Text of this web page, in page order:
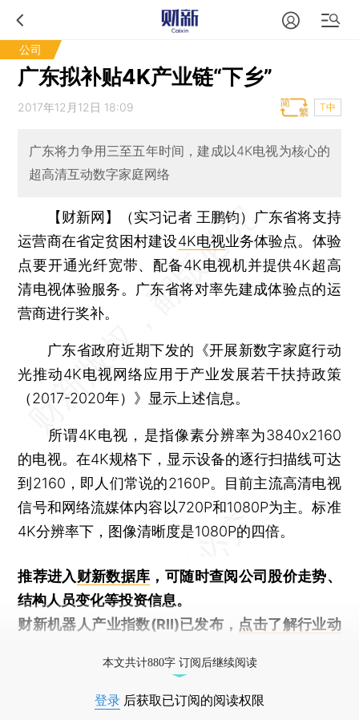
公司
广东拟补贴4K产业链“下乡”
2017年12月12日 18:09 T中
广东将力争用三至五年时间，建成以4K电视为核心的
超高清互动数字家庭网络
【财新网】（实习记者 王鹏钧） 广东省将支持
运营商在省定贫困村建设4K电视业务体验点。体验
点要开通光纤宽带、配备4K电视机并提供4K超高
清电视体验服务。广东省将对率先建成体验点的运
营商进行奖补。
广东省政府近期下发的《开展新数字家庭行动
光推动4K电视网络应用于产业发展若干扶持政策
（2017-2020年）》显示上述信息。
所谓4K电视，是指像素分辨率为3840x2160
的电视。在4K规格下，显示设备的逐行扫描线可达
到2160，即人们常说的2160P。目前主流高清电视
信号和网络流媒体内容以720P和1080P为主。标准
4K分辨率下，图像清晰度是1080P的四倍。
推荐进入财新数据库 ，可随时查阅公司股价走势、
结构人员变化等投资信息。
财新机器人产业指数(RII)已发布， 点击了解行业动
本文共计880字 订阅后继续阅读
登录 后获取已订阅的阅读权限